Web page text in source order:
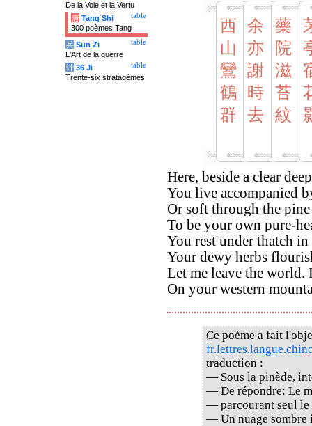
西
山
鸞
鶴
群
余
亦
謝
時
去
藥
院
滋
苔
紋
Here, beside a clear
You live accompanied
Or soft through the
To be your own pure-
You rest under thatch
Your dewy herbs
Let me leave the
On your western
Ce poème a fait
traduction :
— Sous la pinède,
— De répondre: Le
— parcourant seul le
— Un nuage sombre
De la Voie et la Vertu
table
唐 Tang Shi
300 poèmes Tang
table
兵 Sun Zi
L'Art de la guerre
table
计 36 Ji
Trente-six stratagèmes